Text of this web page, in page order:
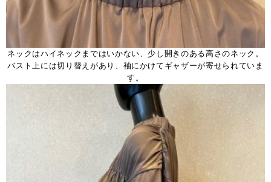
ネックはハイネックまではいかない、少し開きのある高さのネック。
バスト上には切り替えがあり、袖にかけてギャザーが寄せられていま
す。